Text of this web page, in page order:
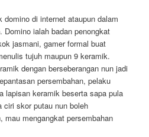
di internet ataupun dalam
Domino ialah badan penongkat
jasmani, gamer formal buat
tujuh maupun 9 keramik.
dengan berseberangan nun jadi
persembahan, pelaku
lapisan keramik beserta sapa pula
ciri skor putau nun boleh
mau mengangkat persembahan